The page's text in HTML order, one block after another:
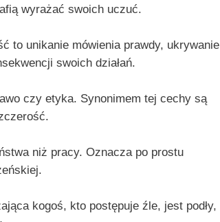
wyrażać swoich uczuć.
to unikanie mówienia prawdy, ukrywanie
swoich działań.
czy etyka. Synonimem tej cechy są
niż pracy. Oznacza po prostu
kogoś, kto postępuje źle, jest podły,